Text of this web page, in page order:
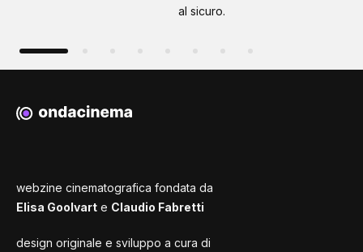
al sicuro.
webzine cinematografica fondata da
Elisa Goolvart e Claudio Fabretti
design originale e sviluppo a cura di